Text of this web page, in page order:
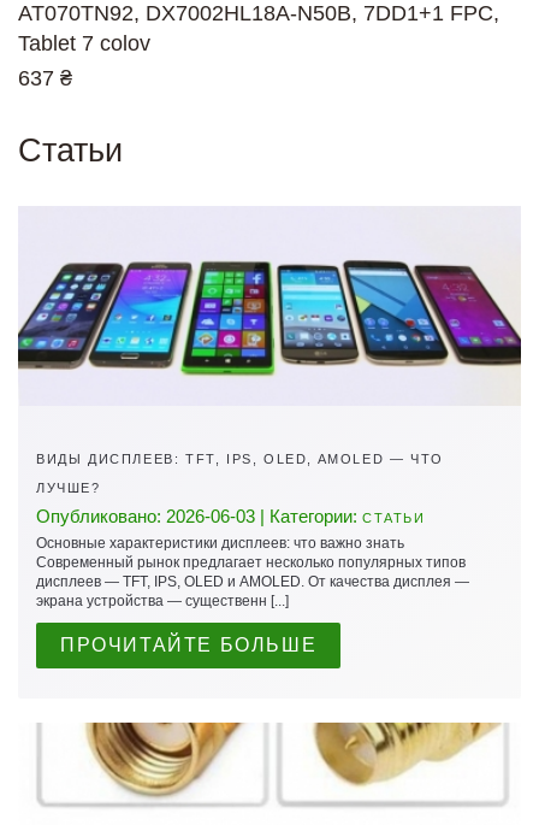
AT070TN92, DX7002HL18A-N50B, 7DD1+1 FPC,
Tablet 7 colov
637 ₴
Статьи
ВИДЫ ДИСПЛЕЕВ: TFT, IPS, OLED, AMOLED — ЧТО
ЛУЧШЕ?
Опубликовано: 2026-06-03 | Категории: СТАТЬИ
Основные характеристики дисплеев: что важно знать
Современный рынок предлагает несколько популярных типов
дисплеев — TFT, IPS, OLED и AMOLED. От качества дисплея —
экрана устройства — существенн [...]
ПРОЧИТАЙТЕ БОЛЬШЕ